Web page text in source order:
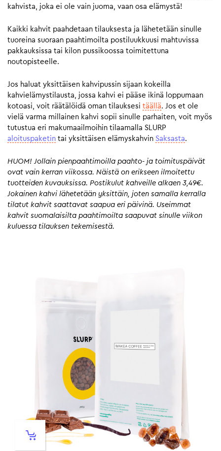
kahvista, joka ei ole vain juoma, vaan osa elämystä!
Kaikki kahvit paahdetaan tilauksesta ja lähetetään sinulle
tuoreina suoraan paahtimoilta postiluukkuusi mahtuvissa
pakkauksissa tai kilon pussikoossa toimitettuna
noutopisteelle.
Jos haluat yksittäisen kahvipussin sijaan kokeilla
kahvielämystilausta, jossa kahvi ei pääse ikinä loppumaan
kotoasi, voit räätälöidä oman tilauksesi täällä. Jos et ole
vielä varma millainen kahvi sopii sinulle parhaiten, voit myös
tutustua eri makumaailmoihin tilaamalla SLURP
aloituspaketin tai yksittäisen elämyskahvin Saksasta.
HUOM! Jollain pienpaahtimoilla paahto- ja toimituspäivät
ovat vain kerran viikossa. Näistä on erikseen ilmoitettu
tuotteiden kuvauksissa. Postikulut kahveille alkaen 3,49€.
Jokainen kahvi lähetetään yksittäin, joten samalla kerralla
tilatut kahvit saattavat saapua eri päivinä. Useimmat
kahvit suomalaisilta paahtimoilta saapuvat sinulle viikon
kuluessa tilauksen tekemisestä.